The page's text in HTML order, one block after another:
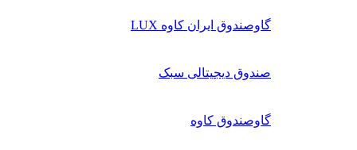
گاوصندوق ایران کاوه LUX
صندوق دیجیتالی سبک
گاوصندوق کاوه